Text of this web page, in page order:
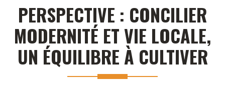
PERSPECTIVE : CONCILIER
MODERNITÉ ET VIE LOCALE,
UN ÉQUILIBRE À CULTIVER